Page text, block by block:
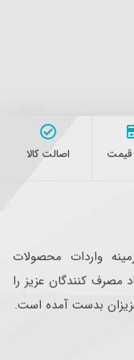
اصالت کالا
واردات محصولات
مصرف کنندگان عزیز را
بدست آمده است.